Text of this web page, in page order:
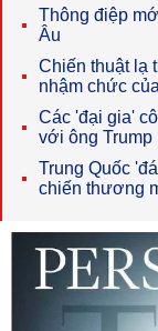
Thông điệp
Âu
Chiến thuật lạ
nhậm chức
Các 'đại gia'
với ông Trump
Trung Quốc
chiến thương